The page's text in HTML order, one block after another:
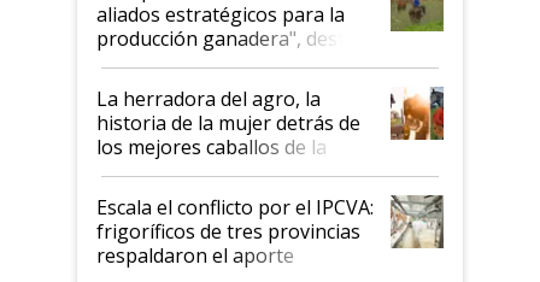
foco en la carne
aliados estratégicos para la
producción ganadera", destaca
la iniciativa que ya reúne a 46
establecimientos en Argentina
La herradora del agro, la
historia de la mujer detrás de
los mejores caballos de la
Argentina y los mitos que
todavía hacen sufrir a estos
animales: "Mientras me
descalificaban, yo seguí
haciendo currículum"
Escala el conflicto por el IPCVA:
frigoríficos de tres provincias
respaldaron el aporte